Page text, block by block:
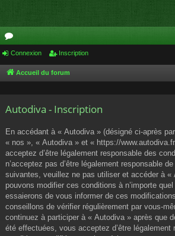
or
u
s
Connexion Inscription
Accueil du forum
Autodiva - Inscription
En accédant à « Autodiva » (désigné ci-après
« nos », « Autodiva » et « https://
acceptez d’être légalement responsable des
n’acceptez pas d’être légalement responsable
suivantes, veuillez ne pas utiliser et accéder à «
pouvons modifier ces conditions à n’importe
essaierons de vous informer de ces
conseillons de vérifier régulièrement par vous-
continuez à participer à « Autodiva » après que
été effectuées, vous acceptez d’être légalement